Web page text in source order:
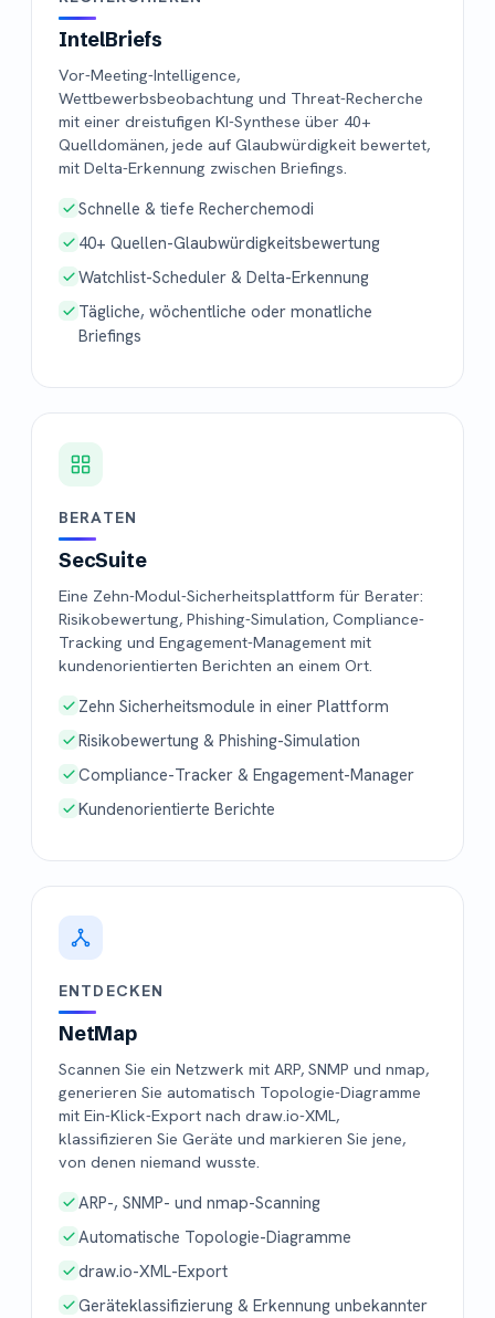
IntelBriefs
Vor-Meeting-Intelligence,
Wettbewerbsbeobachtung und Threat-Recherche
mit einer dreistufigen KI-Synthese über 40+
Quelldomänen, jede auf Glaubwürdigkeit bewertet,
mit Delta-Erkennung zwischen Briefings.
Schnelle & tiefe Recherchemodi
40+ Quellen-Glaubwürdigkeitsbewertung
Watchlist-Scheduler & Delta-Erkennung
Tägliche, wöchentliche oder monatliche
Briefings
BERATEN
SecSuite
Eine Zehn-Modul-Sicherheitsplattform für Berater:
Risikobewertung, Phishing-Simulation, Compliance-
Tracking und Engagement-Management mit
kundenorientierten Berichten an einem Ort.
Zehn Sicherheitsmodule in einer Plattform
Risikobewertung & Phishing-Simulation
Compliance-Tracker & Engagement-Manager
Kundenorientierte Berichte
ENTDECKEN
NetMap
Scannen Sie ein Netzwerk mit ARP, SNMP und nmap,
generieren Sie automatisch Topologie-Diagramme
mit Ein-Klick-Export nach draw.io-XML,
klassifizieren Sie Geräte und markieren Sie jene,
von denen niemand wusste.
ARP-, SNMP- und nmap-Scanning
Automatische Topologie-Diagramme
draw.io-XML-Export
Geräteklassifizierung & Erkennung unbekannter